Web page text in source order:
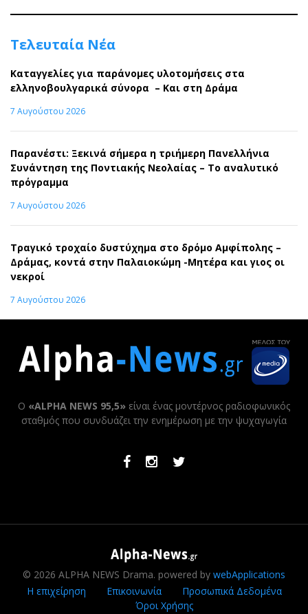
Τελευταία Νέα
Καταγγελίες για παράνομες υλοτομήσεις στα
ελληνοβουλγαρικά σύνορα – Και στη Δράμα
7 Αυγούστου 2026
Παρανέστι: Ξεκινά σήμερα η τριήμερη Πανελλήνια
Συνάντηση της Ποντιακής Νεολαίας – Το αναλυτικό
πρόγραμμα
7 Αυγούστου 2026
Τραγικό τροχαίο δυστύχημα στο δρόμο Αμφίπολης –
Δράμας, κοντά στην Παλαιοκώμη -Μητέρα και γιος οι
νεκροί
7 Αυγούστου 2026
Ο «ALPHA NEWS 95,5» είναι ένας μοντέρνος ραδιοφωνικός
σταθμός που συνδυάζει την ενημέρωση με την ψυχαγωγία
FacebookInstagramTwitter
© 2026 ALPHA NEWS Drama. powered by webApplications
Η επιχείρηση
Επικοινωνία
Προσωπικά Δεδομένα
Όροι Χρήσης